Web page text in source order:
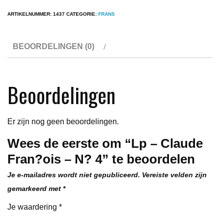
aantal
ARTIKELNUMMER: 1437 CATEGORIE: FRANS
BEOORDELINGEN (0)
Beoordelingen
Er zijn nog geen beoordelingen.
Wees de eerste om “Lp – Claude
Fran?ois – N? 4” te beoordelen
Je e-mailadres wordt niet gepubliceerd. Vereiste velden zijn
gemarkeerd met *
Je waardering *